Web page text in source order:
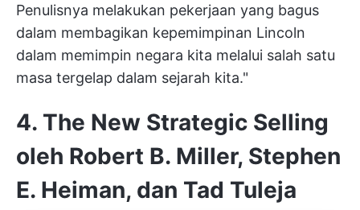
Penulisnya melakukan pekerjaan yang bagus
dalam membagikan kepemimpinan Lincoln
dalam memimpin negara kita melalui salah satu
masa tergelap dalam sejarah kita."
4. The New Strategic Selling
oleh Robert B. Miller, Stephen
E. Heiman, dan Tad Tuleja